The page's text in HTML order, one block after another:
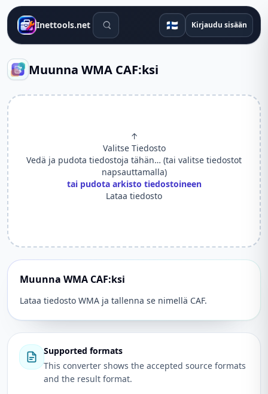
Inettools.net Hakutyökalut 🇫🇮 Kirjaudu sisään
Muunna WMA CAF:ksi
↑
Valitse Tiedosto
Vedä ja pudota tiedostoja tähän… (tai valitse tiedostot
napsauttamalla)
tai pudota arkisto tiedostoineen
Lataa tiedosto
Muunna WMA CAF:ksi
Lataa tiedosto WMA ja tallenna se nimellä CAF.
Supported formats
This converter shows the accepted source formats
and the result format.